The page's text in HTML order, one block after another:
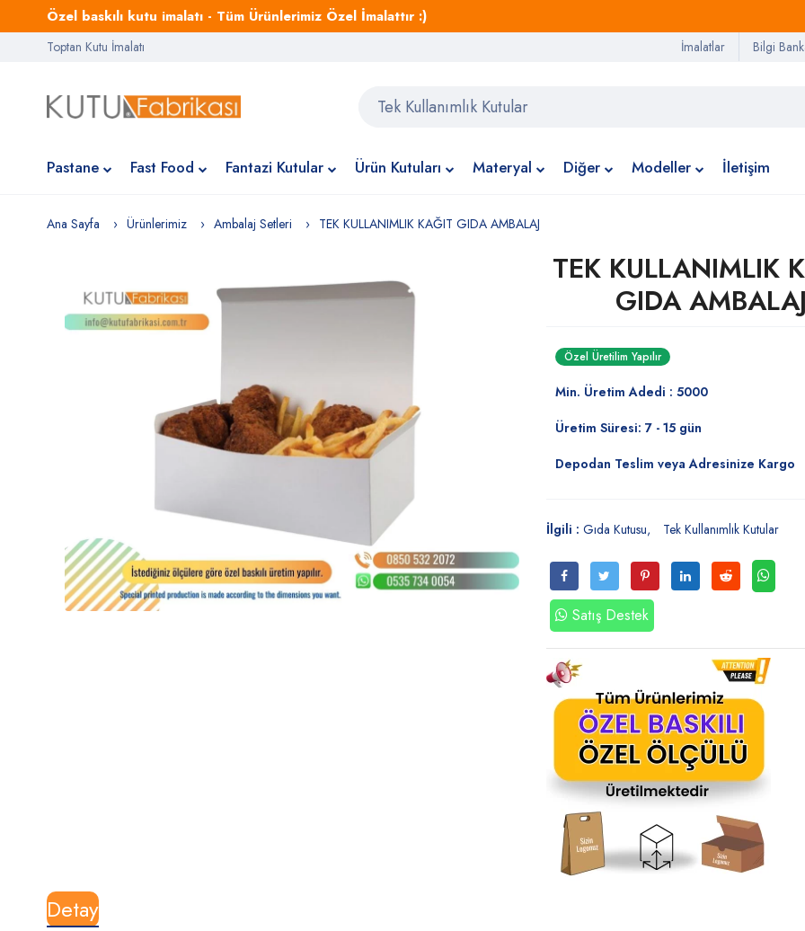
Özel baskılı kutu imalatı - Tüm Ürünlerimiz Özel İmalattır :)
Toptan Kutu İmalatı İmalatlar Bilgi
Pastane Fast Food Fantazi Kutular Ürün Kutuları Materyal Diğer Modeller İletişim
Ana Sayfa Ürünlerimiz Ambalaj Setleri TEK KULLANIMLIK KAĞIT GIDA AMBALAJ
TEK KULLANIMLIK
GIDA
Özel Üretilim Yapılır
Min. Üretim Adedi : 5000
Üretim Süresi: 7 - 15 gün
Depodan Teslim veya Adresinize Kargo
İlgili : Gıda Kutusu Tek Kullanımlık Kutular
Satış Destek
Detay